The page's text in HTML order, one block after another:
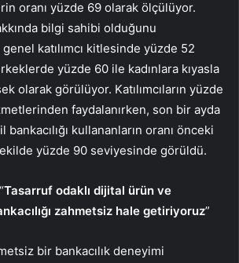
oranı yüzde 69 olarak ölçülüyor.
bilgi sahibi olduğunu
katılımcı kitlesinde yüzde 52
yüzde 60 ile kadınlara kıyasla
olarak görülüyor. Katılımcıların yüzde
faydalanırken, son bir ayda
kullananların oranı önceki
yüzde 90 seviyesinde görüldü.
“Tasarruf odaklı dijital ürün ve
zahmetsiz hale getiriyoruz”
bir bankacılık deneyimi